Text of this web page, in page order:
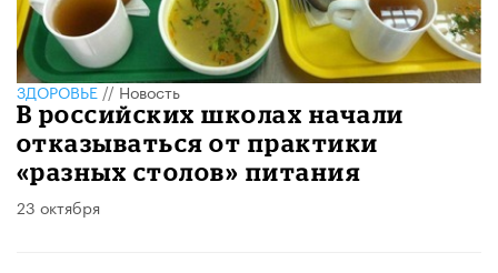
ЗДОРОВЬЕ//Новость
В российских школах начали
отказываться от практики
«разных столов» питания
23 октября